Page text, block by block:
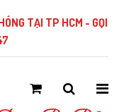
TẠI TP HCM - GỌI